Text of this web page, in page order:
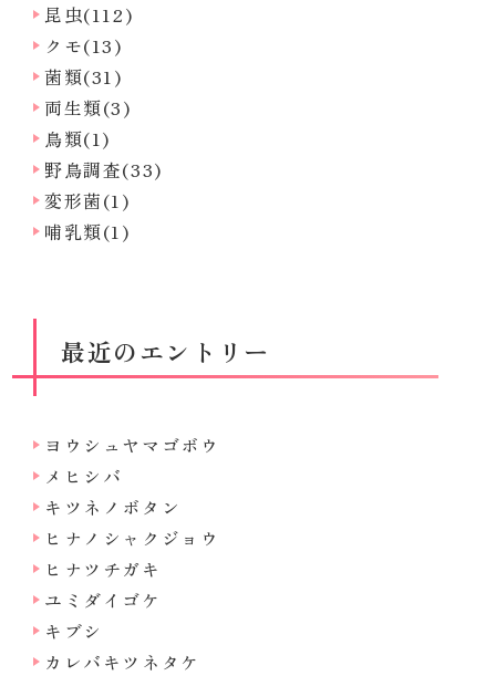
昆虫(112)
クモ(13)
菌類(31)
両生類(3)
鳥類(1)
野鳥調査(33)
変形菌(1)
哺乳類(1)
最近のエントリー
ヨウシュヤマゴボウ
メヒシバ
キツネノボタン
ヒナノシャクジョウ
ヒナツチガキ
ユミダイゴケ
キブシ
カレバキツネタケ